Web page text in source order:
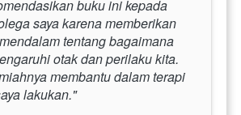
buku ini kepada
saya karena memberikan
tentang bagaimana
otak dan perilaku kita.
membantu dalam terapi
lakukan."